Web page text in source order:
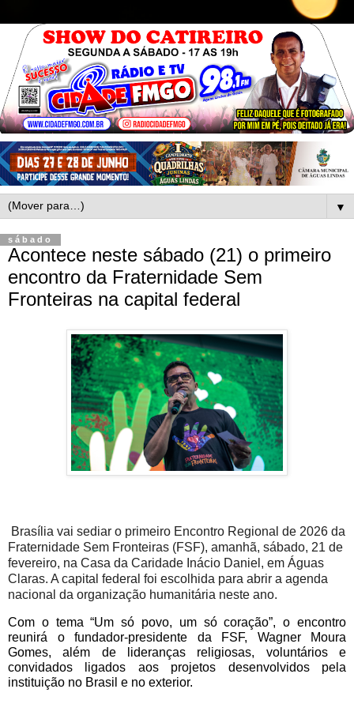
▼
sábado
Acontece neste sábado (21) o primeiro
encontro da Fraternidade Sem
Fronteiras na capital federal
Brasília vai sediar o primeiro Encontro Regional de 2026 da
Fraternidade Sem Fronteiras (FSF), amanhã, sábado, 21 de
fevereiro, na Casa da Caridade Inácio Daniel, em Águas
Claras. A capital federal foi escolhida para abrir a agenda
nacional da organização humanitária neste ano.
Com o tema “Um só povo, um só coração”, o encontro
reunirá o fundador-presidente da FSF, Wagner Moura
Gomes, além de lideranças religiosas, voluntários e
convidados ligados aos projetos desenvolvidos pela
instituição no Brasil e no exterior.